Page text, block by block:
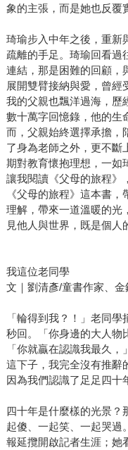
象的主張，而是她也反覆
琦瑜步入中年之後，重新
疏離的手足。琦瑜回看過
連結，那是困難的回顧，
展開雙臂接納與愛，曾經
我的父親也飄洋過海，歷
數十萬字回憶錄，他的生
而，父親始終選擇承擔，
了身為老師之外，更不斷
期對教育懷抱理想，一如
讓我閱讀《父母的旅程》
《父母的旅程》這本書
理解，帶來一道溫暖的光
見他人與世界，既是個人
我這位老同學
文｜劉清彥/童書作家、
「輪得到我？！」老同
秒回。「你身邊的大人物
「你就贏在認識我最久，
這下子，我完全沒有推辭
因為我們認識了足足四十
四十年是什麼樣的光景
起傻、一起笑、一起哭過
報延攬開啟記者生涯；她